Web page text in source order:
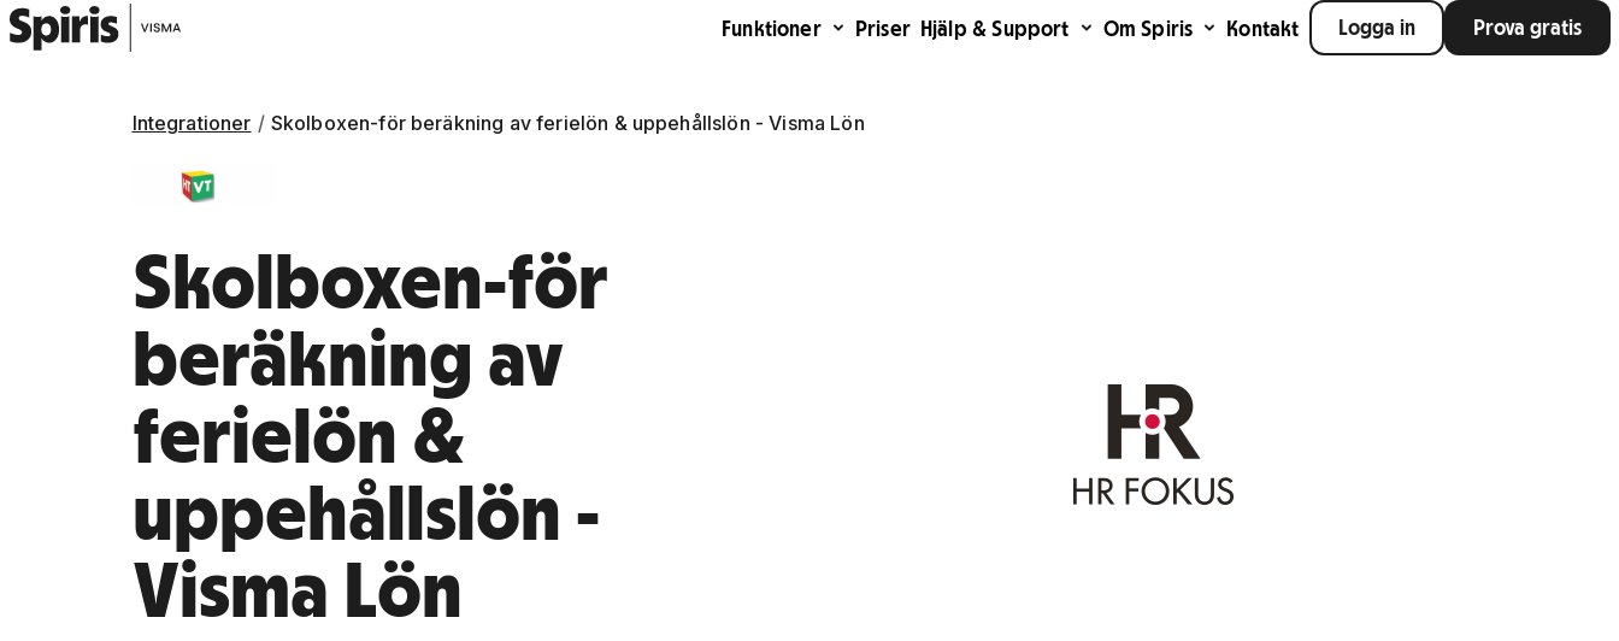
Funktioner Priser Hjälp & Support Om Spiris Kontakt Logga in Prova gratis
Integrationer Skolboxen-för beräkning av ferielön & uppehållslön - Visma Lön
Skolboxen-för
beräkning av
ferielön &
uppehållslön -
Visma Lön